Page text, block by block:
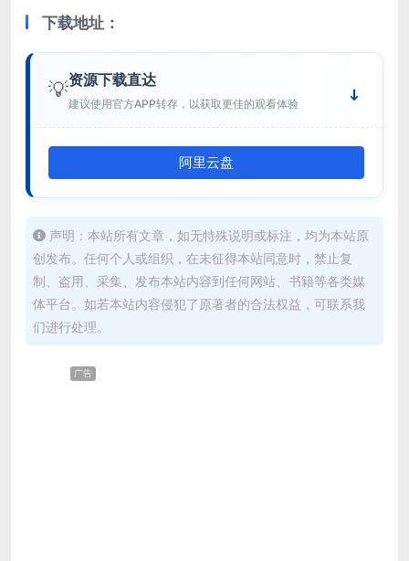
下载地址：
💡资源下载直达
建议使用官方APP转存，以获取更佳的观看体验
阿里云盘
声明：本站所有文章，如无特殊说明或标注，均为本站原
创发布。任何个人或组织，在未征得本站同意时，禁止复
制、盗用、采集、发布本站内容到任何网站、书籍等各类媒
体平台。如若本站内容侵犯了原著者的合法权益，可联系我
们进行处理。
广告